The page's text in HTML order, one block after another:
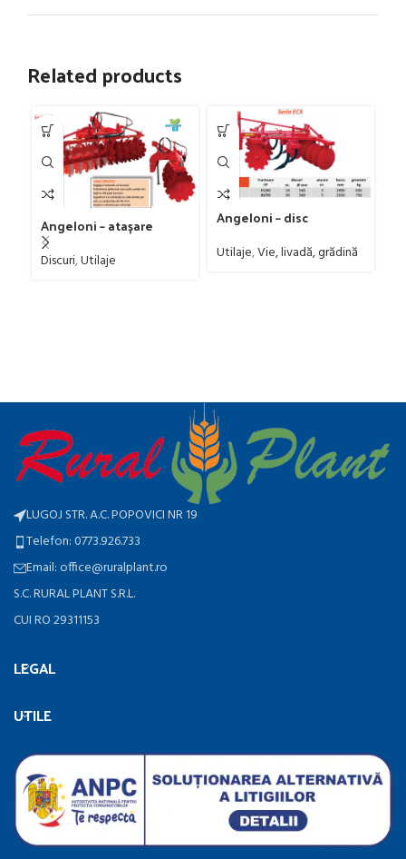
Related products
Angeloni – atașare
frontală
Discuri,Utilaje
Angeloni – disc
livadă
Utilaje,Vie, livadă, grădină
LUGOJ STR. A.C. POPOVICI NR 19
Telefon: 0773.926.733
Email: office@ruralplant.ro
S.C. RURAL PLANT S.R.L.
CUI RO 29311153
LEGAL
UTILE